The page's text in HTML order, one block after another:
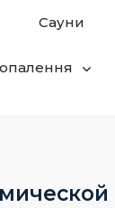
Сауни